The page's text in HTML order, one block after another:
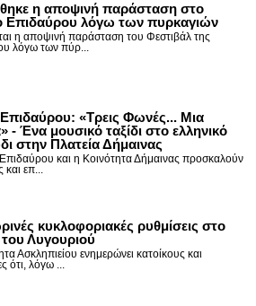
η αποψινή παράσταση στο
Επιδαύρου λόγω των πυρκαγιών
η αποψινή παράσταση του Φεστιβάλ της
λόγω των πύρ...
«Τρεις Φωνές... Μια
- Ένα μουσικό ταξίδι στο ελληνικό
στην Πλατεία Δήμαινας
και η Κοινότητα Δήμαινας προσκαλούν
και επ...
κυκλοφοριακές ρυθμίσεις στο
Λυγουριού
Ασκληπιείου ενημερώνει κατοίκους και
ότι, λόγω ...